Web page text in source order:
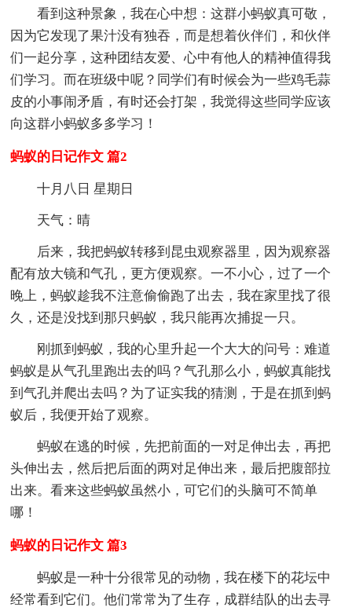
看到这种景象，我在心中想：这群小蚂蚁真可敬，
因为它发现了果汁没有独吞，而是想着伙伴们，和伙伴
们一起分享，这种团结友爱、心中有他人的精神值得我
们学习。而在班级中呢？同学们有时候会为一些鸡毛蒜
皮的小事闹矛盾，有时还会打架，我觉得这些同学应该
向这群小蚂蚁多多学习！
蚂蚁的日记作文 篇2
十月八日 星期日
天气：晴
后来，我把蚂蚁转移到昆虫观察器里，因为观察器
配有放大镜和气孔，更方便观察。一不小心，过了一个
晚上，蚂蚁趁我不注意偷偷跑了出去，我在家里找了很
久，还是没找到那只蚂蚁，我只能再次捕捉一只。
刚抓到蚂蚁，我的心里升起一个大大的问号：难道
蚂蚁是从气孔里跑出去的吗？气孔那么小，蚂蚁真能找
到气孔并爬出去吗？为了证实我的猜测，于是在抓到蚂
蚁后，我便开始了观察。
蚂蚁在逃的时候，先把前面的一对足伸出去，再把
头伸出去，然后把后面的两对足伸出来，最后把腹部拉
出来。看来这些蚂蚁虽然小，可它们的头脑可不简单
哪！
蚂蚁的日记作文 篇3
蚂蚁是一种十分很常见的动物，我在楼下的花坛中
经常看到它们。他们常常为了生存，成群结队的出去寻